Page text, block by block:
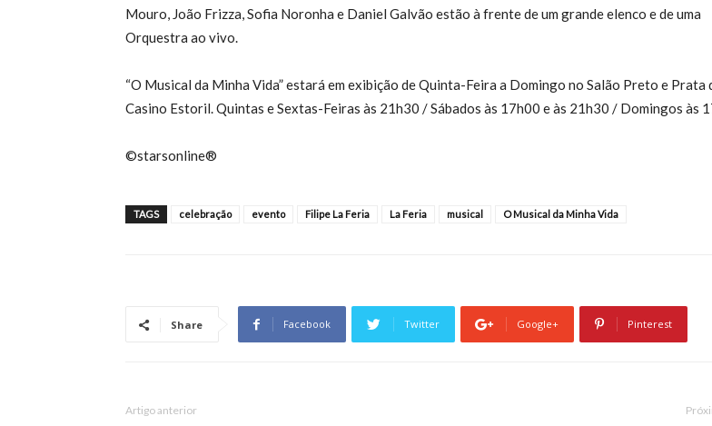
Mouro, João Frizza, Sofia Noronha e Daniel Galvão estão à frente de um grande elenco e de uma
Orquestra ao vivo.
“O Musical da Minha Vida” estará em exibição de Quinta-Feira a Domingo no Salão Preto e Prata
Casino Estoril. Quintas e Sextas-Feiras às 21h30 / Sábados às 17h00 e às 21h30 / Domingos às
©starsonline®
TAGS celebração evento Filipe La Feria La Feria musical O Musical da Minha Vida
Share Facebook Twitter Google+ Pinterest
Artigo anterior